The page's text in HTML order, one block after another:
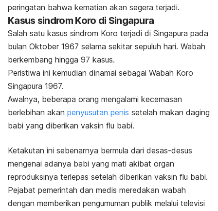
peringatan bahwa kematian akan segera terjadi.
Kasus sindrom Koro di Singapura
Salah satu kasus sindrom Koro terjadi di Singapura pada
bulan Oktober 1967 selama sekitar sepuluh hari. Wabah
berkembang hingga 97 kasus.
Peristiwa ini kemudian dinamai sebagai Wabah Koro
Singapura 1967.
Awalnya, beberapa orang mengalami kecemasan
berlebihan akan penyusutan penis setelah makan daging
babi yang diberikan vaksin flu babi.
Ketakutan ini sebenarnya bermula dari desas-desus
mengenai adanya babi yang mati akibat organ
reproduksinya terlepas setelah diberikan vaksin flu babi.
Pejabat pemerintah dan medis meredakan wabah
dengan memberikan pengumuman publik melalui televisi